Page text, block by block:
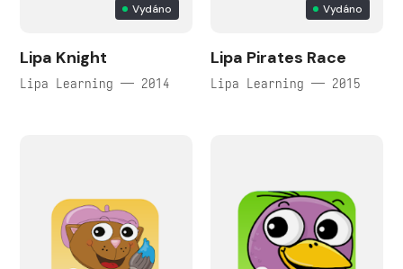
Vydáno
Lipa Knight
Lipa Learning — 2014
Vydáno
Lipa Pirates Race
Lipa Learning — 2015